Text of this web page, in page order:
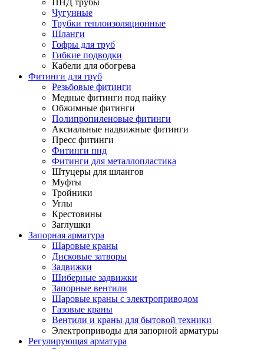
ПНД трубы
Чугунные
Трубки теплоизоляционные
Шланги
Гофры для труб
Гибкие подводки
Кабели для обогрева
Фитинги для труб
Резьбовые фитинги
Медные фитинги под пайку
Обжимные фитинги
Полипропиленовые фитинги
Аксиальные надвижные фитинги
Пресс фитинги
Фитинги пнд
Фитинги для металлопластика
Штуцеры для шлангов
Муфты
Тройники
Углы
Крестовины
Заглушки
Запорная арматура
Шаровые краны
Дисковые затворы
Задвижки
Шиберные задвижки
Запорные вентили
Шаровые краны с электроприводом
Газовые краны
Вентили и краны для бытовой техники
Электроприводы для запорной арматуры
Регулирующая арматура